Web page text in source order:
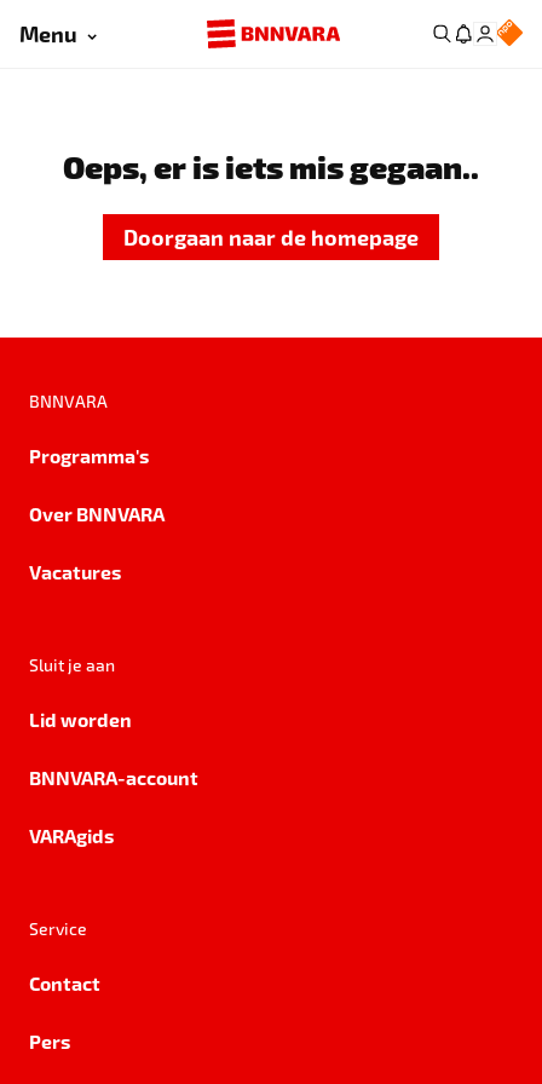
Menu
Oeps, er is iets mis gegaan..
Doorgaan naar de homepage
BNNVARA
Programma's
Over BNNVARA
Vacatures
Sluit je aan
Lid worden
BNNVARA-account
VARAgids
Service
Contact
Pers